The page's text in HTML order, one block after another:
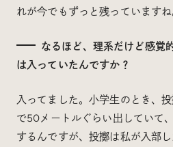
れが今でもずっと残っていますね
なるほど、理系だけど感覚
は入っていたんですか？
入ってました。小学生のとき、
で50メートルぐらい出していて
するんですが、投擲は私が入部